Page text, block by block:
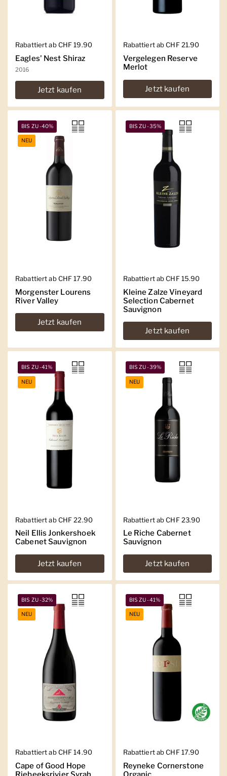
Regulärer Preis
Rabattiert ab CHF 19.90
Eagles' Nest Shiraz
2016
Jetzt kaufen
Regulärer Preis
Rabattiert ab CHF 21.90
Vergelegen Reserve
Merlot
Jetzt kaufen
Regulärer Preis
Rabattiert ab CHF 17.90
Morgenster Lourens
River Valley
Jetzt kaufen
BIS ZU -40%
NEU
Regulärer Preis
Rabattiert ab CHF 15.90
Kleine Zalze Vineyard
Selection Cabernet
Sauvignon
Jetzt kaufen
BIS ZU -35%
Regulärer Preis
Rabattiert ab CHF 22.90
Neil Ellis Jonkershoek
Cabenet Sauvignon
Jetzt kaufen
BIS ZU -41%
NEU
Regulärer Preis
Rabattiert ab CHF 23.90
Le Riche Cabernet
Sauvignon
Jetzt kaufen
BIS ZU -39%
NEU
Regulärer Preis
Rabattiert ab CHF 14.90
Cape of Good Hope
BIS ZU -32%
NEU
Regulärer Preis
Rabattiert ab CHF 17.90
Reyneke Cornerstone
BIS ZU -41%
NEU